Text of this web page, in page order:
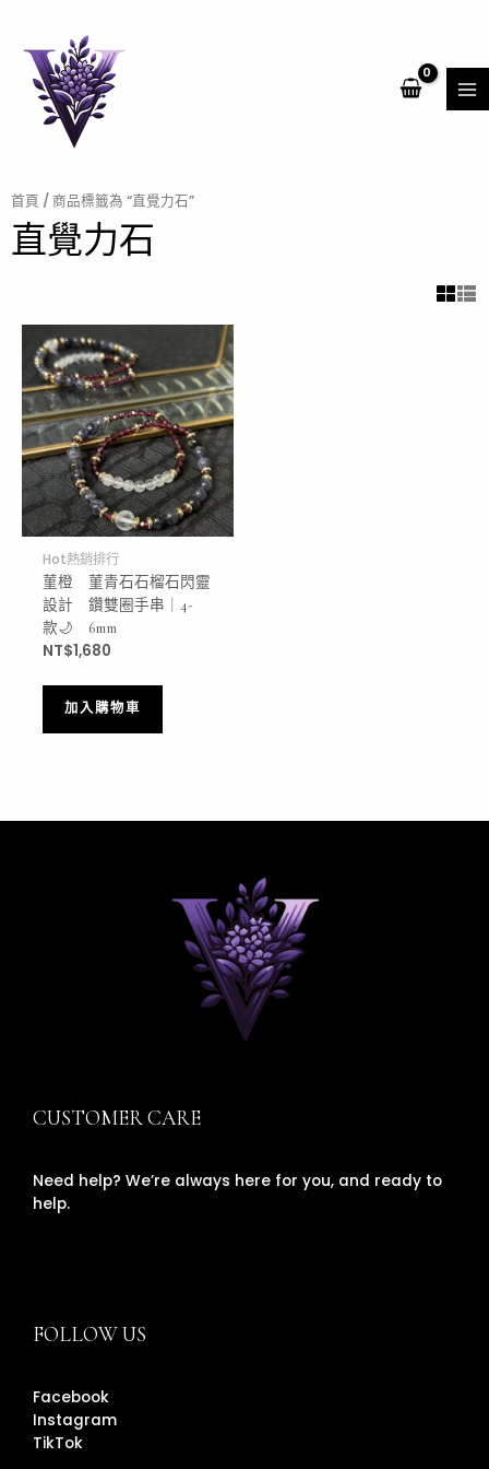
首頁 / 商品標籤為 “直覺力石”
直覺力石
Hot熱銷排行
菫橙
設計
款🌙
菫青石石榴石閃靈
鑽雙圈手串｜4-
6mm
NT$1,680
加入購物車
CUSTOMER CARE
Need help? We’re always here for you, and ready to
help.
FOLLOW US
Facebook
Instagram
TikTok